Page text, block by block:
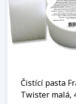
Čistící pasta
Twister malá,